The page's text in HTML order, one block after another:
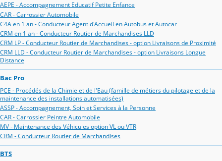
AEPE - Accompagnement Educatif Petite Enfance
CAR - Carrossier Automobile
C4A en 1 an - Conducteur Agent d'Accueil en Autobus et Autocar
CRM en 1 an - Conducteur Routier de Marchandises LLD
CRM LP - Conducteur Routier de Marchandises - option Livraisons de Proximité
CRM LLD - Conducteur Routier de Marchandises - option Livraisons Longue
Distance
Bac Pro
PCE - Procédés de la Chimie et de l'Eau (famille de métiers du pilotage et de la
maintenance des installations automatisées)
ASSP - Accompagnement, Soin et Services à la Personne
CAR - Carrossier Peintre Automobile
MV - Maintenance des Véhicules option VL ou VTR
CRM - Conducteur Routier de Marchandises
BTS